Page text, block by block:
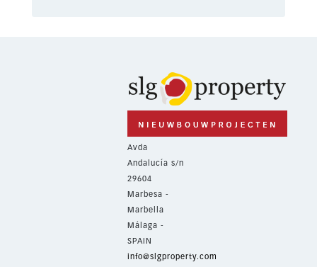
Avda
Andalucía s/n
29604
Marbesa -
Marbella
Málaga -
SPAIN
info@slgproperty.com